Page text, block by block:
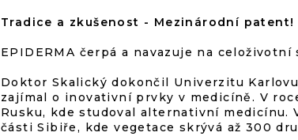
Tradice a zkušenost - Mezinárodní patent!
EPIDERMA čerpá a navazuje na
Doktor Skalický dokončil Univerzitu
zajímal o inovativní prvky v medicíně. V
Rusku, kde studoval alternativní medicínu.
části Sibiře, kde vegetace skrývá až 300